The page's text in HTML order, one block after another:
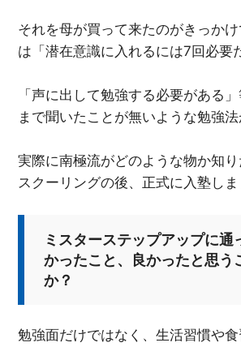
それを母が買って来たのがきっか
は「潜在意識に入れるには7回必要
「声に出して勉強する必要がある
まで聞いたことが無いような勉強法
実際に南極流がどのような物か知
スクーリングの後、正式に入塾しま
ミスターステップアップに通
かったこと、良かったと思う
か？
勉強面だけではなく、生活習慣や